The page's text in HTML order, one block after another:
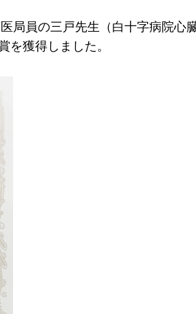
局員の三戸先生（白十字病院心
を獲得しました。